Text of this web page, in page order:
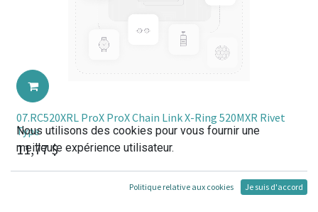
07.RC520XRL ProX ProX Chain Link X-Ring 520MXR Rivet
Type
11,77$
Nous utilisons des cookies pour vous fournir une
meilleure expérience utilisateur.
Politique relative aux cookies Je suis d'accord